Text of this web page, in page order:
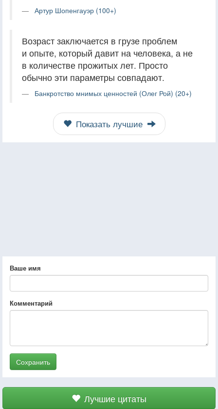
Артур Шопенгауэр (100+)
Возраст заключается в грузе проблем
и опыте, который давит на человека, а не
в количестве прожитых лет. Просто
обычно эти параметры совпадают.
Банкротство мнимых ценностей (Олег Рой) (20+)
Показать лучшие
Ваше имя
Комментарий
Сохранить
Лучшие цитаты